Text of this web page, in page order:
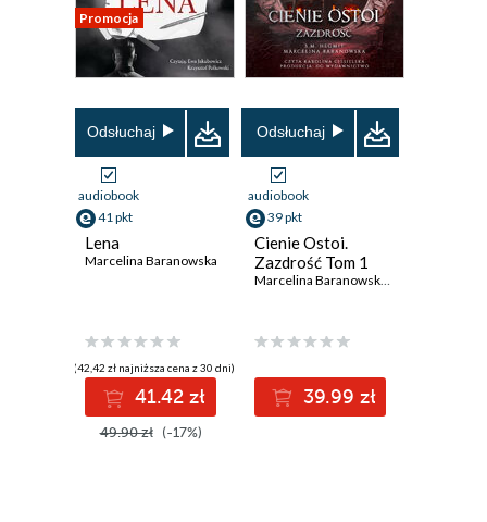
Promocja
Odsłuchaj
audiobook
41 pkt
Lena
Marcelina Baranowska
(42,42 zł najniższa cena z 30 dni)
41.42 zł
49.90 zł (-17%)
Odsłuchaj
audiobook
39 pkt
Cienie Ostoi.
Zazdrość Tom 1
Marcelina Baranowska,
39.99 zł